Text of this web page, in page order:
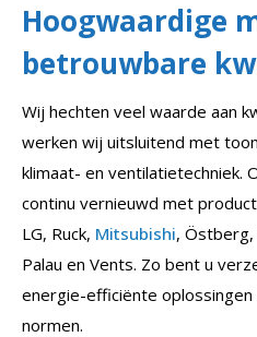
Hoogwaardige
betrouwbare
Wij hechten veel waarde aan
werken wij uitsluitend met
klimaat- en ventilatietechniek.
continu vernieuwd met
LG, Ruck, Mitsubishi, Östberg,
Palau en Vents. Zo bent u
energie-efficiënte
normen.